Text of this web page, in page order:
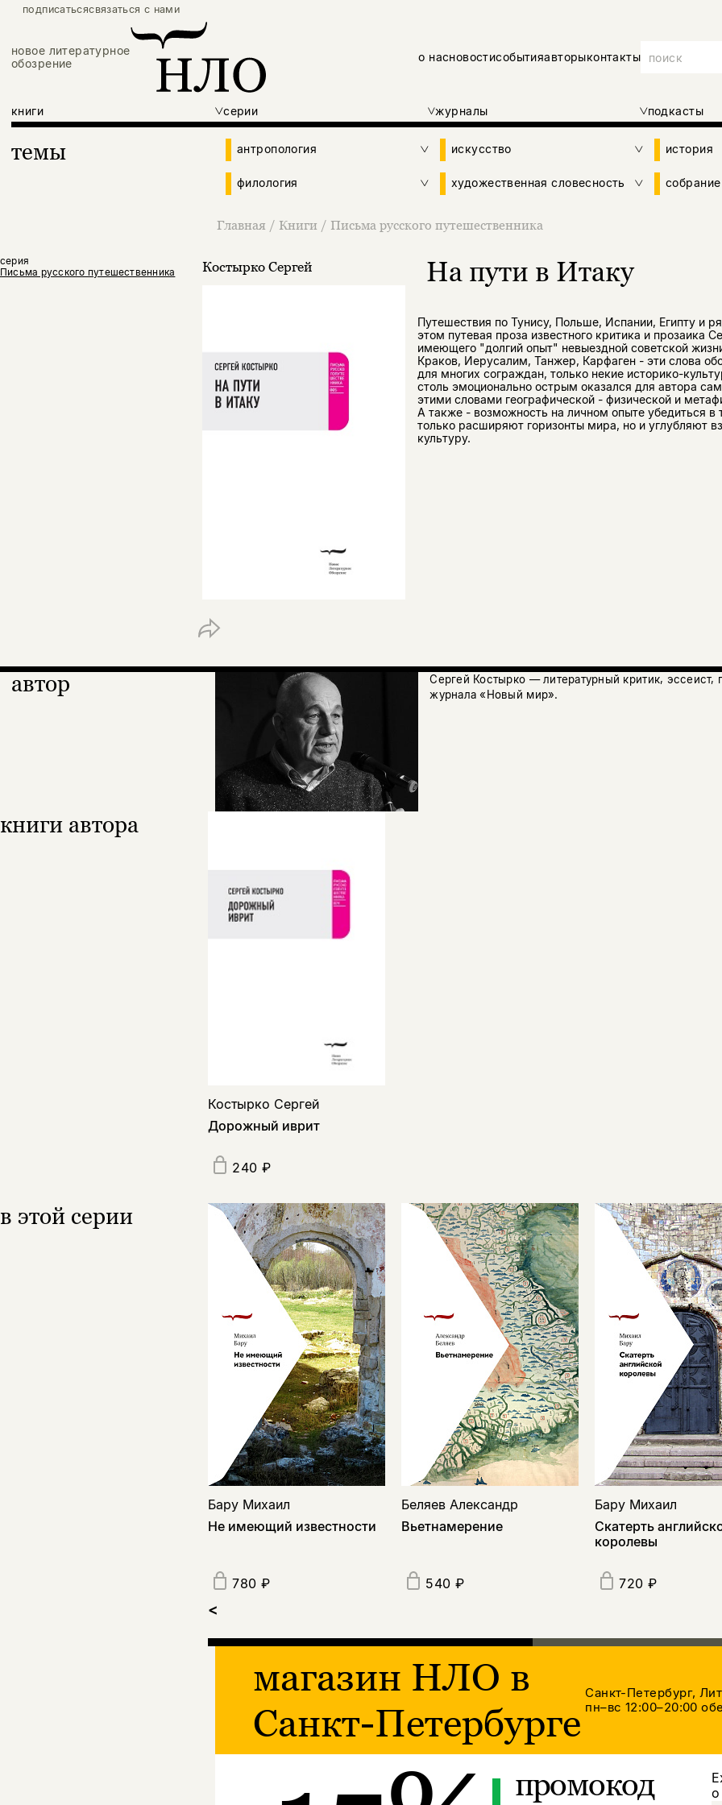
подписатьсясвязаться с нами
новое литературное
обозрение
о насновостисобытияавторыконтакты
книги серии журналы подкасты
темы антропология искусство история
филология художественная словесность
Главная / Книги / Письма русского путешественника
серия
Письма русского путешественника
Костырко Сергей На пути в Итаку
Путешествия по Тунису, Польше, Испании, Египту и
этом путевая проза известного критика и прозаика
имеющего "долгий опыт" невыездной советской
Краков, Иерусалим, Танжер, Карфаген - эти слова
для многих сограждан, только некие историко-
столь эмоционально острым оказался для автора
этими словами географической - физической и
А также - возможность на личном опыте убедиться в
только расширяют горизонты мира, но и углубляют
культуру.
автор
Сергей Костырко — литературный критик, эссеист,
журнала «Новый мир».
книги автора
Костырко Сергей
Дорожный иврит
240 ₽
в этой серии
Бару Михаил
Не имеющий известности
780 ₽
Беляев Александр
Вьетнамерение
540 ₽
Бару Михаил
Скатерть
королевы
720 ₽
<
магазин НЛО в
Санкт-Петербурге
Санкт-Петербург,
пн–вс 12:00–20:00
промокод